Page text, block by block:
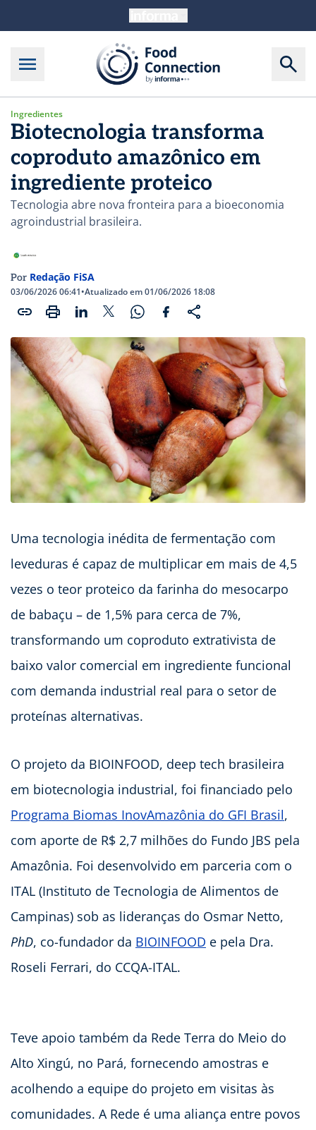
Ingredientes
Biotecnologia transforma
coproduto amazônico em
ingrediente proteico
Tecnologia abre nova fronteira para a bioeconomia
agroindustrial brasileira.
Por Redação FiSA
03/06/2026 06:41•Atualizado em 01/06/2026 18:08
Uma tecnologia inédita de fermentação com
leveduras é capaz de multiplicar em mais de 4,5
vezes o teor proteico da farinha do mesocarpo
de babaçu – de 1,5% para cerca de 7%,
transformando um coproduto extrativista de
baixo valor comercial em ingrediente funcional
com demanda industrial real para o setor de
proteínas alternativas.
O projeto da BIOINFOOD, deep tech brasileira
em biotecnologia industrial, foi financiado pelo
Programa Biomas InovAmazônia do GFI Brasil,
com aporte de R$ 2,7 milhões do Fundo JBS pela
Amazônia. Foi desenvolvido em parceria com o
ITAL (Instituto de Tecnologia de Alimentos de
Campinas) sob as lideranças do Osmar Netto,
PhD, co-fundador da BIOINFOOD e pela Dra.
Roseli Ferrari, do CCQA-ITAL.
Teve apoio também da Rede Terra do Meio do
Alto Xingú, no Pará, fornecendo amostras e
acolhendo a equipe do projeto em visitas às
comunidades. A Rede é uma aliança entre povos